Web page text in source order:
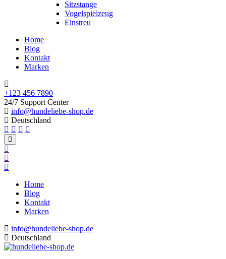
Sitzstange
Vogelspielzeug
Einstreu
Home
Blog
Kontakt
Marken
+123 456 7890
24/7 Support Center
info@hundeliebe-shop.de
Deutschland
Home
Blog
Kontakt
Marken
info@hundeliebe-shop.de
Deutschland